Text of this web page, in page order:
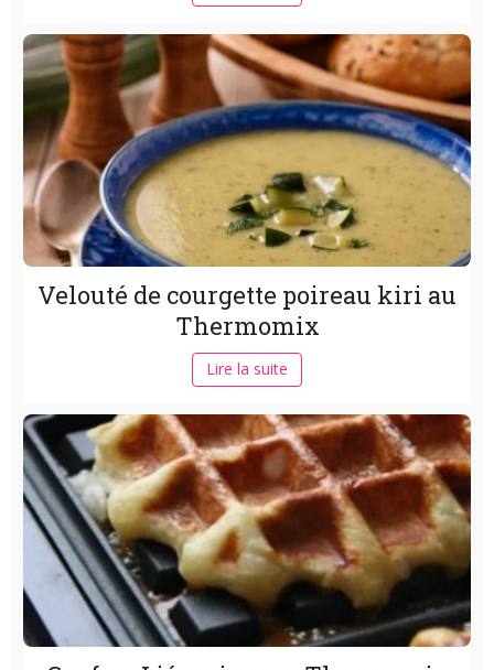
Velouté de courgette poireau kiri au
Thermomix
Lire la suite